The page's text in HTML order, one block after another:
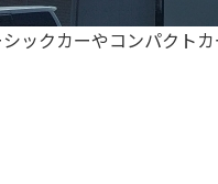
ックカーやコンパクト